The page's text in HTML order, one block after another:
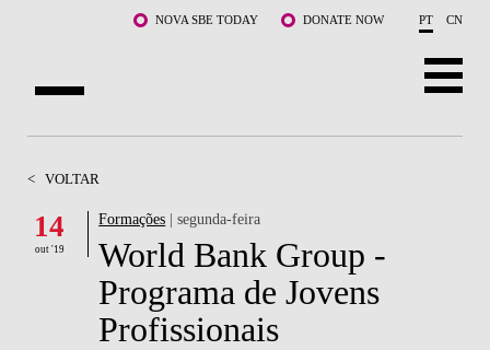
Saltar para o conteúdo principalNOVA SBE TODAY DONATE NOW PT CN
DOCENTES E INVESTIGAÇÃO
COMUNIDADE
< VOLTAR
14
out '19
Formações | segunda-feira
World Bank Group -
Programa de Jovens
Profissionais